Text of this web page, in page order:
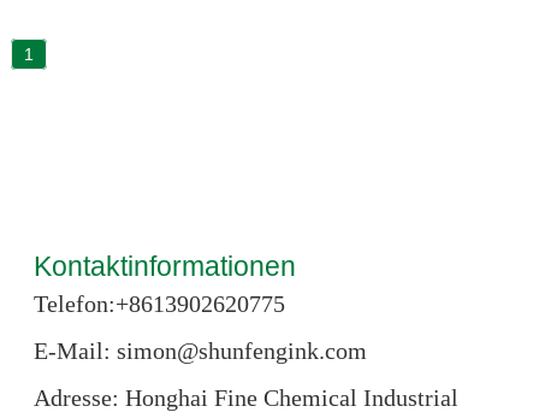
1
Kontaktinformationen
Telefon:+8613902620775
E-Mail: simon@shunfengink.com
Adresse: Honghai Fine Chemical Industrial